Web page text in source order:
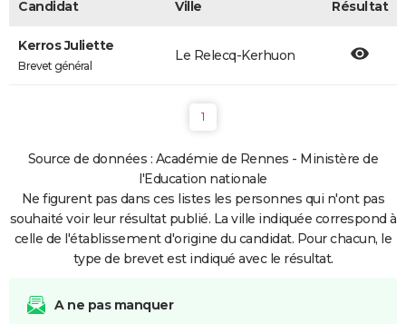
Candidat Ville Résultat
Kerros Juliette
Brevet général
Le Relecq-Kerhuon
1
Source de données : Académie de Rennes - Ministère de
l'Education nationale
Ne figurent pas dans ces listes les personnes qui n'ont pas
souhaité voir leur résultat publié. La ville indiquée correspond à
celle de l'établissement d'origine du candidat. Pour chacun, le
type de brevet est indiqué avec le résultat.
A ne pas manquer